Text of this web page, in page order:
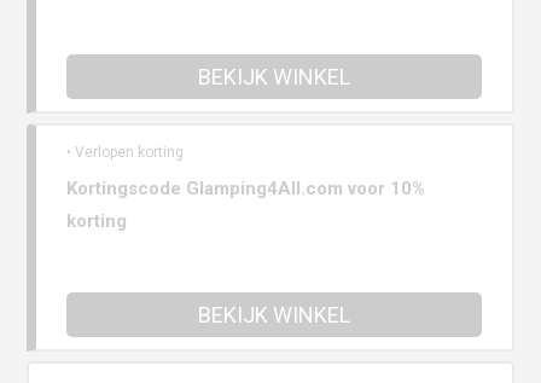
BEKIJK WINKEL
• Verlopen korting
Kortingscode Glamping4All.com voor 10%
korting
BEKIJK WINKEL